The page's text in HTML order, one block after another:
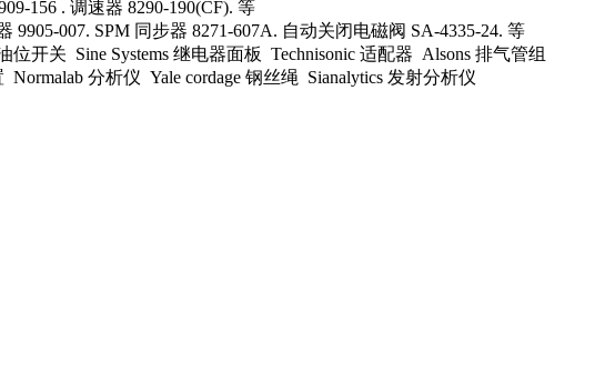
156 . 调速器 8290-190(CF). 等
007. SPM 同步器 8271-607A. 自动关闭电磁阀 SA-4335-24. 等
开关 Sine Systems 继电器面板 Technisonic 适配器 Alsons 排气管组
分析仪 Yale cordage 钢丝绳 Sianalytics 发射分析仪